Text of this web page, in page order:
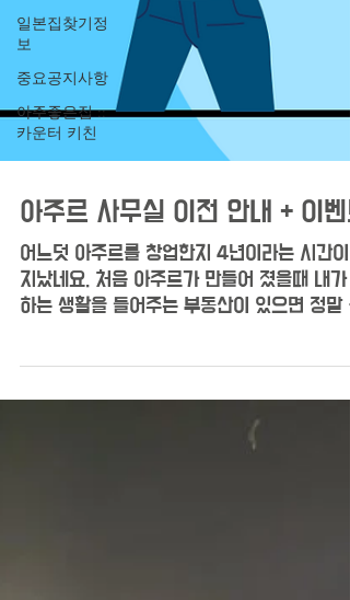
일본집찾기정
보
중요공지사항
아주좋은집 ::
카운터 키친
아주르 사무실 이전 안내 + 이벤
어느덧 아주르를 창업한지 4년이라는 시간이
억에 남습니다.